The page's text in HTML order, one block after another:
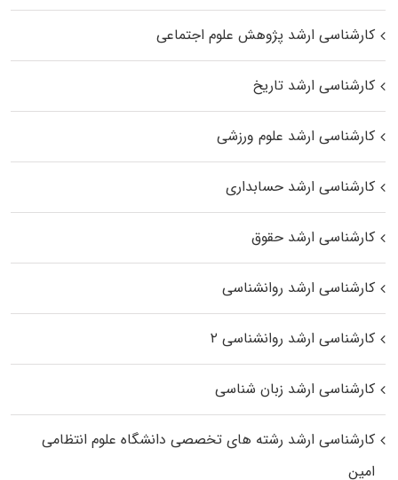
کارشناسی ارشد پژوهش علوم اجتماعی
کارشناسی ارشد تاریخ
کارشناسی ارشد علوم ورزشی
کارشناسی ارشد حسابداری
کارشناسی ارشد حقوق
کارشناسی ارشد روانشناسی
کارشناسی ارشد روانشناسی ۲
کارشناسی ارشد زبان شناسی
کارشناسی ارشد رﺷﺘﻪ ﻫﺎی تخصصی داﻧﺸﮕﺎه ﻋﻠﻮم انتظامی
اﻣﻴﻦ